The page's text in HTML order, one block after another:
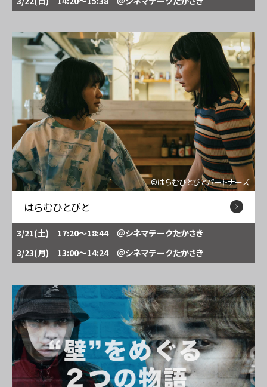
©はらむひとびとパートナーズ
はらむひとびと
3/21(土) 17:20～18:44 ＠シネマテークたかさき
3/23(月) 13:00～14:24 ＠シネマテークたかさき